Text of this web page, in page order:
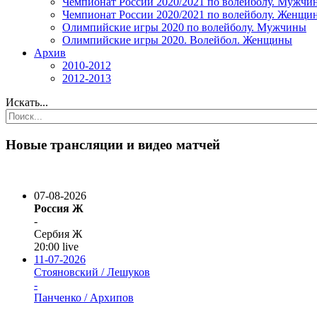
Чемпионат России 2020/2021 по волейболу.
Олимпийские игры 2020 по волейболу. Мужчины
Олимпийские игры 2020. Волейбол. Женщины
Архив
2010-2012
2012-2013
Искать...
Новые трансляции и видео матчей
07-08-2026
Россия Ж
-
Сербия Ж
20:00 live
11-07-2026
Стояновский / Лешуков
-
Панченко / Архипов